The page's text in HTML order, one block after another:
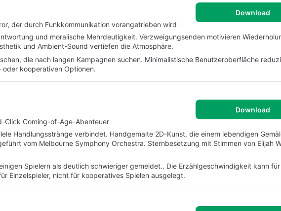
der durch Funkkommunikation vorangetrieben wird
Download
und moralische Mehrdeutigkeit. Verzweigungsenden motivieren
und Ambient-Sound vertiefen die Atmosphäre.
die nach langen Kampagnen suchen. Minimalistische Benutzeroberfläche
oder kooperativen Optionen.
Click Coming-of-Age-Abenteuer
Download
Handlungsstränge verbindet. Handgemalte 2D-Kunst, die einem lebendigen
vom Melbourne Symphony Orchestra. Sternbesetzung mit Stimmen von Elijah
Spielern als deutlich schwieriger gemeldet.. Die Erzählgeschwindigkeit kann für
Einzelspieler, nicht für kooperatives Spielen ausgelegt.